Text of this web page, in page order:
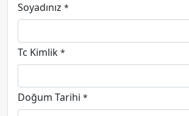
Soyadınız *
Tc Kimlik *
Doğum Tarihi *